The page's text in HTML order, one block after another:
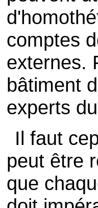
comptes
externes.
bâtiment
experts
Il faut
peut être
que